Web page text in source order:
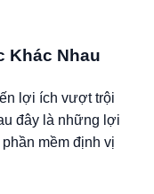
Khác Nhau
lợi ích vượt trội
đây là những lợi
mềm định vị